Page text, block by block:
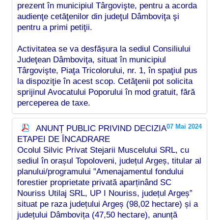
prezent în municipiul Târgovişte, pentru a acorda
audienţe cetăţenilor din judeţul Dâmboviţa şi
pentru a primi petiţii.
Activitatea se va desfășura la sediul Consiliului
Judeţean Dâmboviţa, situat în municipiul
Târgovişte, Piaţa Tricolorului, nr. 1, în spaţiul pus
la dispoziţie în acest scop. Cetăţenii pot solicita
sprijinul Avocatului Poporului în mod gratuit, fără
perceperea de taxe.
07 Mai 2024
ANUNȚ PUBLIC PRIVIND DECIZIA
ETAPEI DE ÎNCADRARE
Ocolul Silvic Privat Stejarii Muscelului SRL, cu
sediul în orașul Topoloveni, județul Argeș, titular al
planului/programului ”Amenajamentul fondului
forestier proprietate privată aparținând SC
Nouriss Utilaj SRL, UP I Nouriss, județul Argeș”
situat pe raza județului Argeș (98,02 hectare) și a
județului Dâmbovița (47,50 hectare), anunță